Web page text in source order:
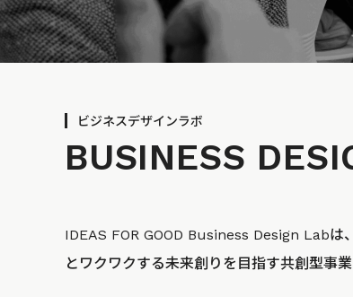
ビジネスデザインラボ
BUSINESS
IDEAS FOR GOOD Business Design Labは
とワクワクする未来創りを目指す共創型事業